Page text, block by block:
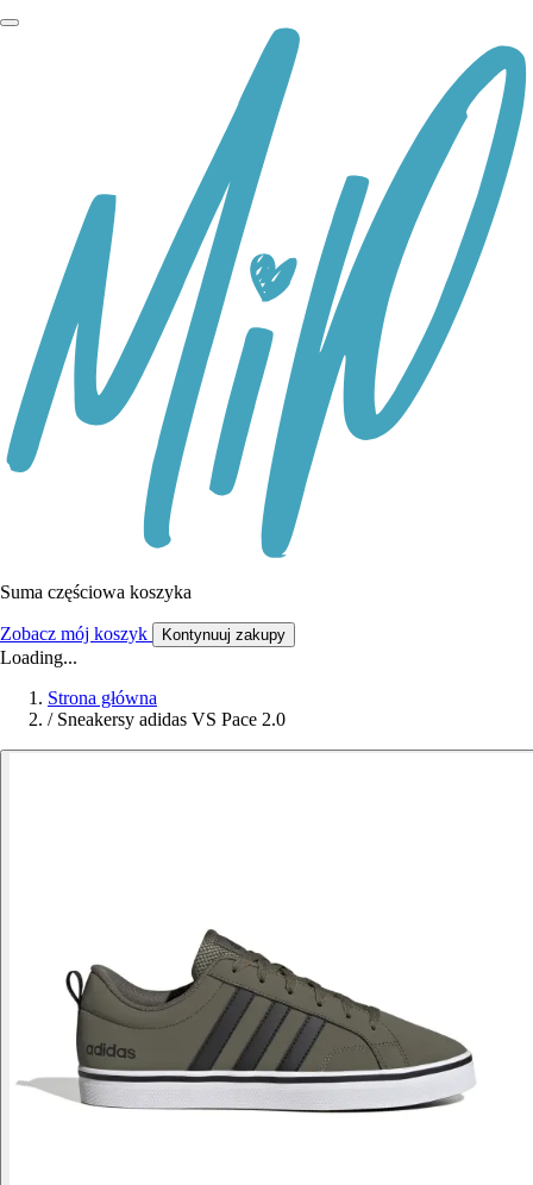
Suma częściowa koszyka
Zobacz mój koszyk Kontynuuj zakupy
Loading...
Strona główna
/ Sneakersy adidas VS Pace 2.0